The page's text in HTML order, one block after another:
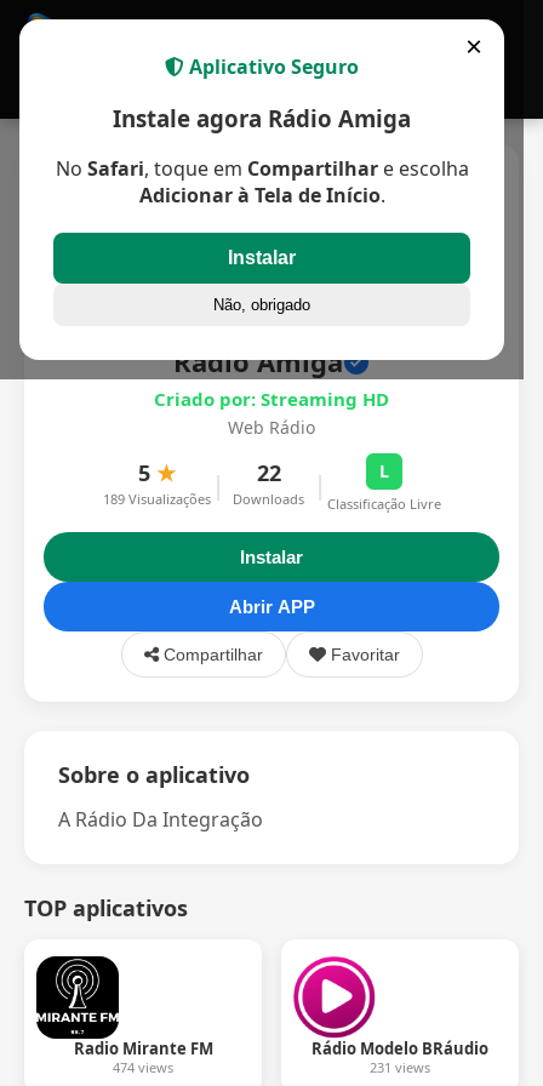
Rádio Amiga
Criado por: Streaming HD
Web Rádio
5 ★
189 Visualizações | 22
Downloads | L
Classificação Livre
Instalar
Abrir APP
Compartilhar Favoritar
Sobre o aplicativo
A Rádio Da Integração
TOP aplicativos
Radio Mirante FM
474 views
Rádio Modelo BRáudio
231 views
×
Aplicativo Seguro
Instale agora Rádio Amiga
No Safari, toque em Compartilhare escolha
Adicionar à Tela de Início.
Instalar
Não, obrigado